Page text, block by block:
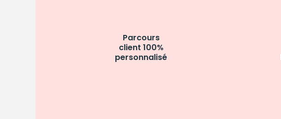
Parcours
client 100%
personnalisé